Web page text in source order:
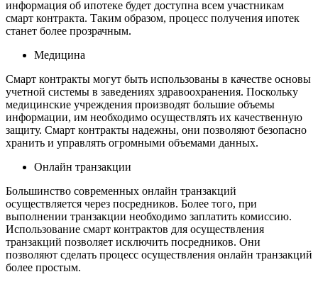
информация об ипотеке будет доступна всем участникам
смарт контракта. Таким образом, процесс получения ипотек
станет более прозрачным.
Медицина
Смарт контракты могут быть использованы в качестве основы
учетной системы в заведениях здравоохранения. Поскольку
медицинские учреждения производят большие объемы
информации, им необходимо осуществлять их качественную
защиту. Смарт контракты надежны, они позволяют безопасно
хранить и управлять огромными объемами данных.
Онлайн транзакции
Большинство современных онлайн транзакций
осуществляется через посредников. Более того, при
выполнении транзакции необходимо заплатить комиссию.
Использование смарт контрактов для осуществления
транзакций позволяет исключить посредников. Они
позволяют сделать процесс осуществления онлайн транзакций
более простым.